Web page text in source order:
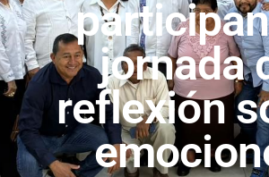
jornada
reflexión